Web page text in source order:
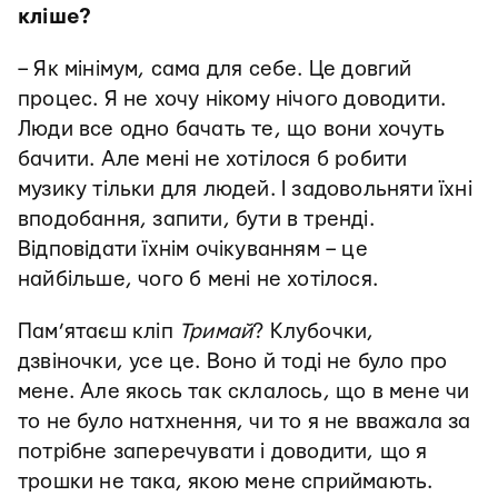
кліше?
– Як мінімум, сама для себе. Це довгий
процес. Я не хочу нікому нічого доводити.
Люди все одно бачать те, що вони хочуть
бачити. Але мені не хотілося б робити
музику тільки для людей. І задовольняти їхні
вподобання, запити, бути в тренді.
Відповідати їхнім очікуванням – це
найбільше, чого б мені не хотілося.
Пам’ятаєш кліп Тримай? Клубочки,
дзвіночки, усе це. Воно й тоді не було про
мене. Але якось так склалось, що в мене чи
то не було натхнення, чи то я не вважала за
потрібне заперечувати і доводити, що я
трошки не така, якою мене сприймають.